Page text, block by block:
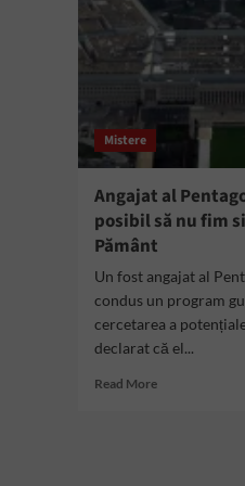
Mistere
Angajat al
posibil să nu fim
Pământ
Un fost angajat al
condus un program
cercetarea a
declarat că el...
Read MoreRead